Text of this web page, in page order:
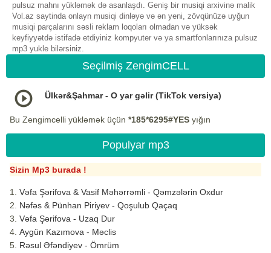
pulsuz mahnı yükləmək də asanlaşdı. Geniş bir musiqi arxivinə malik
Vol.az saytinda onlayn musiqi dinləyə və ən yeni, zövqünüzə uyğun
musiqi parçalarını səsli reklam loqoları olmadan və yüksək
keyfiyyətdə istifadə etdiyiniz kompyuter və ya smartfonlarınıza pulsuz
mp3 yukle bilərsiniz.
Seçilmiş ZengimCELL
Ülkər&Şahmar - O yar gəlir (TikTok versiya)
Bu Zengimcelli yükləmək üçün *185*6295#YES yığın
Populyar mp3
Sizin Mp3 burada !
Vəfa Şərifova & Vasif Məhərrəmli - Qəmzələrin Oxdur
Nəfəs & Pünhan Piriyev - Qoşulub Qaçaq
Vəfa Şərifova - Uzaq Dur
Aygün Kazımova - Məclis
Rəsul Əfəndiyev - Ömrüm